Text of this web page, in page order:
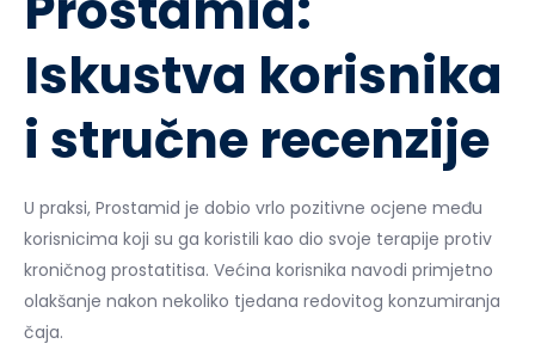
Iskustva korisnika
i stručne recenzije
U praksi, Prostamid je dobio vrlo pozitivne ocjene među
korisnicima koji su ga koristili kao dio svoje terapije protiv
kroničnog prostatitisa. Većina korisnika navodi primjetno
olakšanje nakon nekoliko tjedana redovitog konzumiranja
čaja.